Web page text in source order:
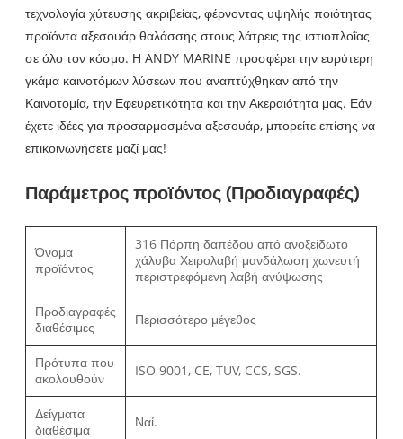
τεχνολογία χύτευσης ακριβείας, φέρνοντας υψηλής ποιότητας
προϊόντα αξεσουάρ θαλάσσης στους λάτρεις της ιστιοπλοΐας
σε όλο τον κόσμο. Η ANDY MARINE προσφέρει την ευρύτερη
γκάμα καινοτόμων λύσεων που αναπτύχθηκαν από την
Καινοτομία, την Εφευρετικότητα και την Ακεραιότητα μας. Εάν
έχετε ιδέες για προσαρμοσμένα αξεσουάρ, μπορείτε επίσης να
επικοινωνήσετε μαζί μας!
Παράμετρος προϊόντος (Προδιαγραφές)
Όνομα
προϊόντος
316 Πόρπη δαπέδου από ανοξείδωτο
χάλυβα Χειρολαβή μανδάλωση χωνευτή
περιστρεφόμενη λαβή ανύψωσης
Προδιαγραφές
διαθέσιμες
Περισσότερο μέγεθος
Πρότυπα που
ακολουθούν
ISO 9001, CE, TUV, CCS, SGS.
Δείγματα
διαθέσιμα
Ναί.